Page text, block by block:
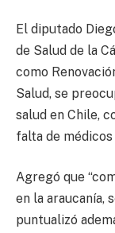
El diputado
de Salud de la
como
Salud, se
salud en Chile,
falta de médicos
Agregó que
en la araucanía,
puntualizó